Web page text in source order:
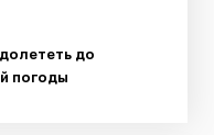
до
погоды